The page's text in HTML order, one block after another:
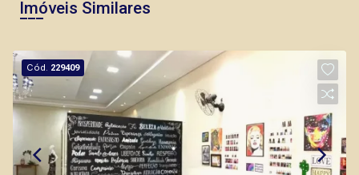
Imóveis Similares
Cód. 229409